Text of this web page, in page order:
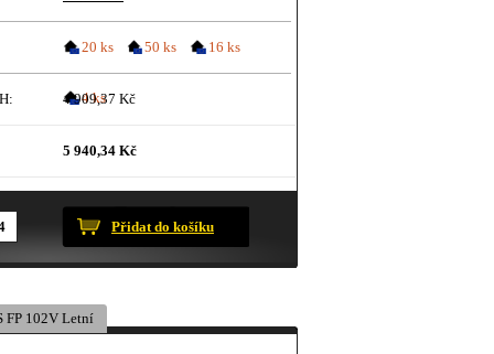
20 ks 50 ks 16 ks
4 ks
4 909,37 Kč
5 940,34 Kč
Přidat do košíku
FP 102V Letní